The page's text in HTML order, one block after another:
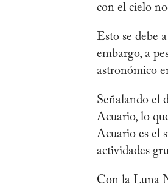
con el cielo
Esto se debe
embargo, a
astronómico
Señalando el
Acuario, lo
Acuario es el
actividades
Con la Luna